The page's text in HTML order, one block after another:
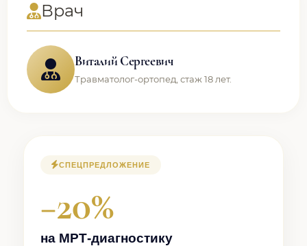
Врач
Виталий Сергеевич
Травматолог-ортопед, стаж 18 лет.
СПЕЦПРЕДЛОЖЕНИЕ
−20%
на МРТ-диагностику